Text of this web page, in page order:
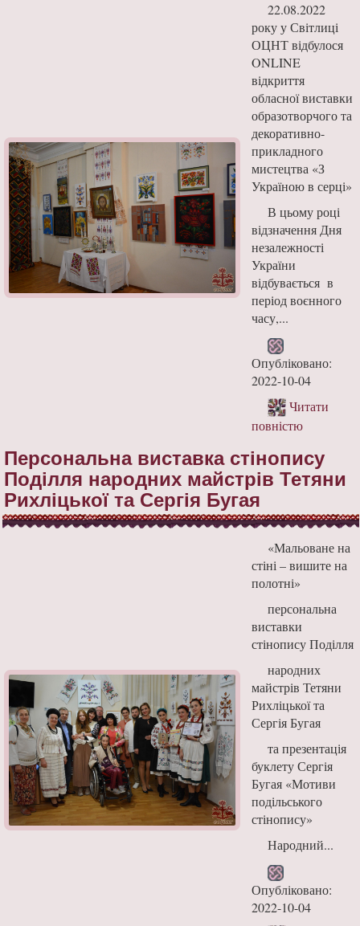
22.08.2022
року у Світлиці
ОЦНТ відбулося
ONLINE
відкриття
обласної виставки
образотворчого та
декоративно-
прикладного
мистецтва «З
Україною в серці»
В цьому році
відзначення Дня
незалежності
України
відбувається в
період воєнного
часу,...
Опубліковано:
2022-10-04
Читати
повністю
Персональна виставка стінопису
Поділля народних майстрів Тетяни
Рихліцької та Сергія Бугая
«Мальоване на
стіні – вишите на
полотні»
персональна
виставки
стінопису Поділля
народних
майстрів Тетяни
Рихліцької та
Сергія Бугая
та презентація
буклету Сергія
Бугая «Мотиви
подільського
стінопису»
Народний...
Опубліковано:
2022-10-04